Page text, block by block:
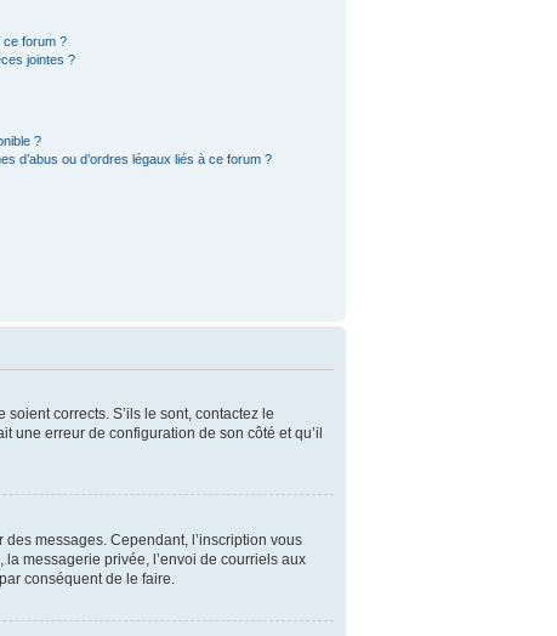
ce forum ?
jointes ?
?
d’abus ou d’ordres légaux liés à ce forum ?
corrects. S’ils le sont, contactez le
erreur de configuration de son côté et qu’il
messages. Cependant, l’inscription vous
messagerie privée, l’envoi de courriels aux
conséquent de le faire.